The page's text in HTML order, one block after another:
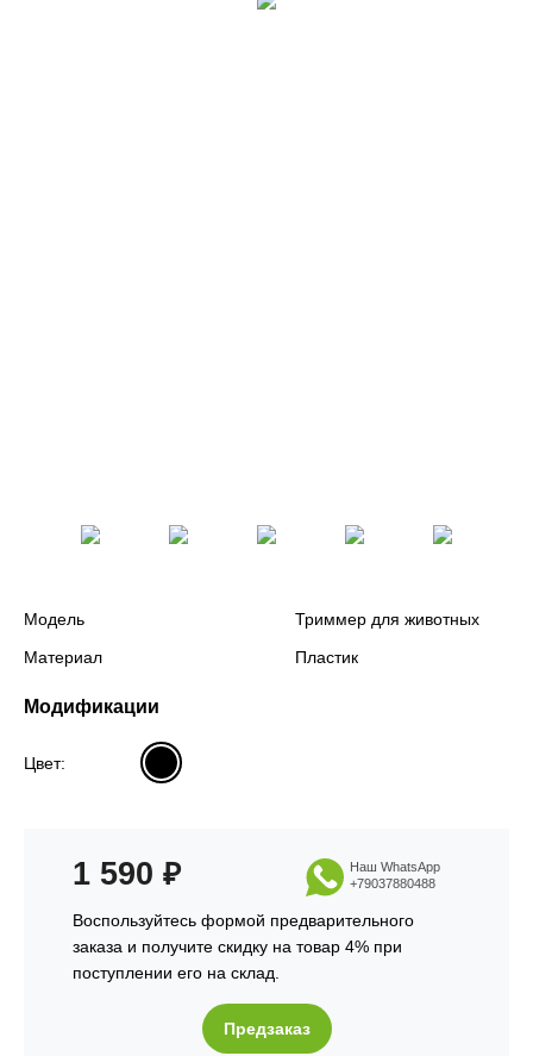
Модель
Триммер для животных
Материал
Пластик
Модификации
Цвет:
1 590 ₽
Воспользуйтесь формой предварительного
заказа и получите скидку на товар 4% при
поступлении его на склад.
Наш WhatsApp
+79037880488
Предзаказ